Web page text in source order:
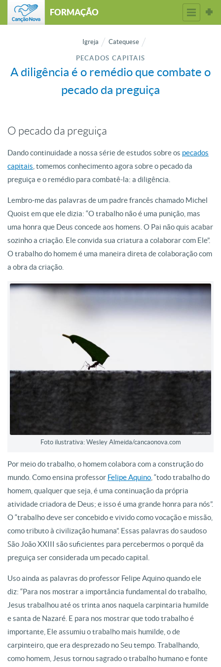
FORMAÇÃO
Igreja Catequese
PECADOS CAPITAIS
A diligência é o remédio que combate o
pecado da preguiça
O pecado da preguiça
Dando continuidade a nossa série de estudos sobre os pecados
capitais , tomemos conhecimento agora sobre o pecado da
preguiça e o remédio para combatê-la: a diligência.
Lembro-me das palavras de um padre francês chamado Michel
Quoist em que ele dizia: “O trabalho não é uma punição, mas
uma honra que Deus concede aos homens. O Pai não quis acabar
sozinho a criação. Ele convida sua criatura a colaborar com Ele”.
O trabalho do homem é uma maneira direta de colaboração com
a obra da criação.
Foto ilustrativa: Wesley Almeida/cancaonova.com
Por meio do trabalho, o homem colabora com a construção do
mundo. Como ensina professor Felipe Aquino , “todo trabalho do
homem, qualquer que seja, é uma continuação da própria
atividade criadora de Deus; e isso é uma grande honra para nós”.
O “trabalho deve ser concebido e vivido como vocação e missão,
como tributo à civilização humana”. Essas palavras do saudoso
São João XXIII são suficientes para percebermos o porquê da
preguiça ser considerada um pecado capital.
Uso ainda as palavras do professor Felipe Aquino quando ele
diz: “Para nos mostrar a importância fundamental do trabalho,
Jesus trabalhou até os trinta anos naquela carpintaria humilde
e santa de Nazaré. E para nos mostrar que todo trabalho é
importante, Ele assumiu o trabalho mais humilde, o de
carpinteiro, que era desprezado no Seu tempo. Trabalhando,
como homem, Jesus tornou sagrado o trabalho humano e fonte